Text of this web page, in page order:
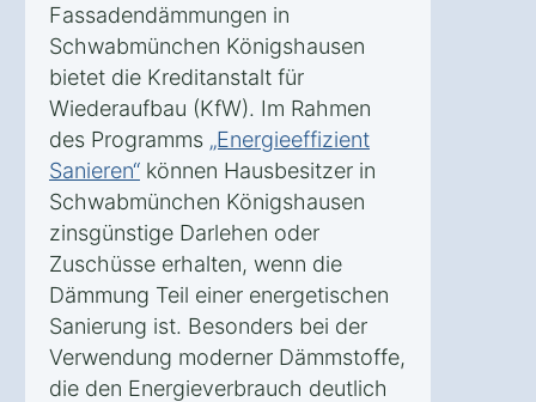
Fassadendämmungen in
Schwabmünchen Königshausen
bietet die Kreditanstalt für
Wiederaufbau (KfW). Im Rahmen
des Programms „Energieeffizient
Sanieren“ können Hausbesitzer in
Schwabmünchen Königshausen
zinsgünstige Darlehen oder
Zuschüsse erhalten, wenn die
Dämmung Teil einer energetischen
Sanierung ist. Besonders bei der
Verwendung moderner Dämmstoffe,
die den Energieverbrauch deutlich